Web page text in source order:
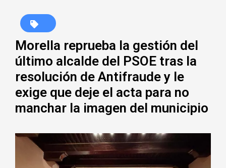
Morella reprueba la gestión del
último alcalde del PSOE tras la
resolución de Antifraude y le
exige que deje el acta para no
manchar la imagen del municipio